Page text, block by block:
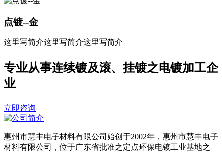
点镀--金
这里写简介这里写简介这里写简介
专业从事连续镀及滚、挂镀之电镀加工企
业
立即咨询
惠州市慧丰电子材料有限公司始创于2002年，惠州市慧丰电子
材料有限公司，位于广东省批准之定点环保电镀工业基地之